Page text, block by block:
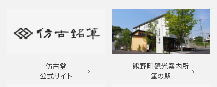
仿古堂
公式サイト
熊野町観光案内所
筆の駅